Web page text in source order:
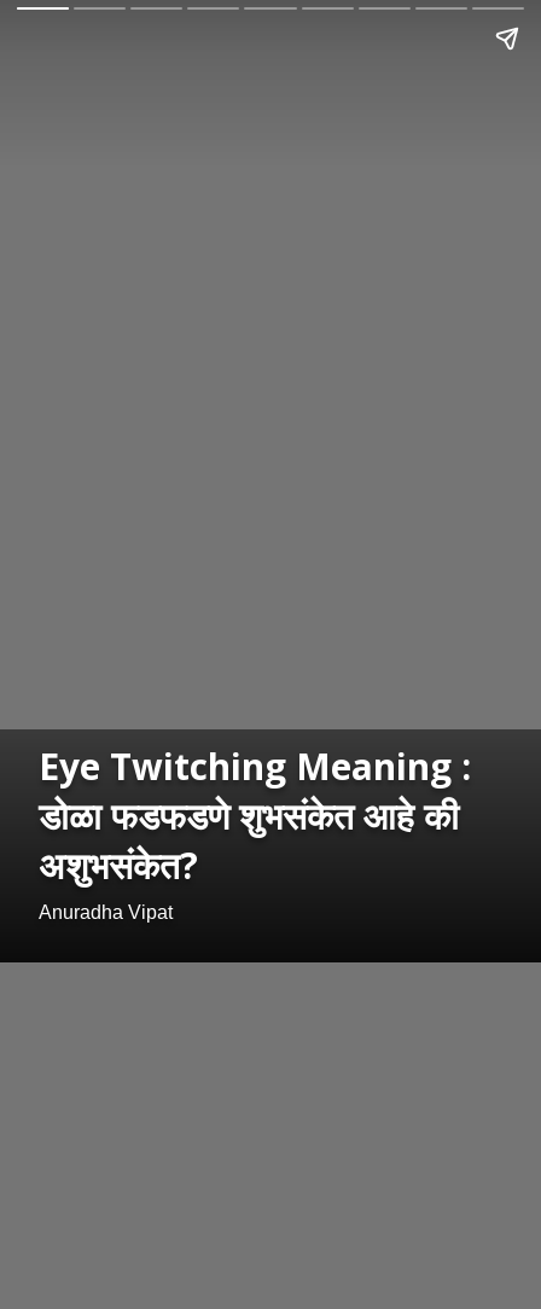
Eye Twitching Meaning :
डोळा फडफडणे शुभसंकेत आहे की
अशुभसंकेत?
Anuradha Vipat